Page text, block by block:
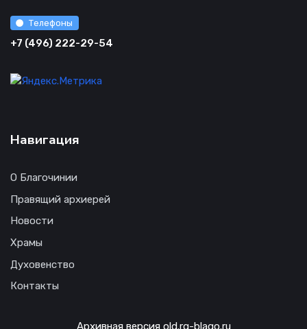
Телефоны
+7 (496) 222-29-54
Навигация
О Благочинии
Правящий архиерей
Новости
Храмы
Духовенство
Контакты
Архивная версия old.rg-blago.ru